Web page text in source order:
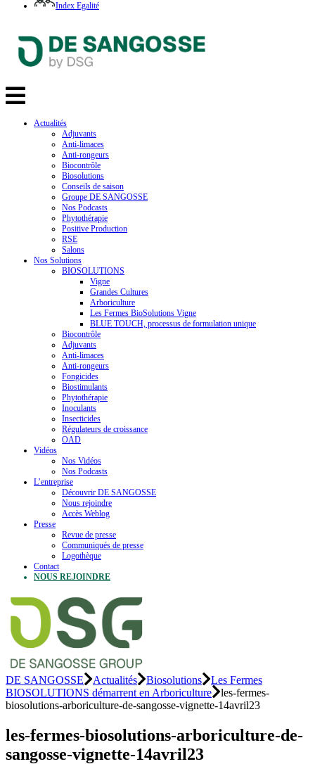
Index Egalité
Actualités
Adjuvants
Anti-limaces
Anti-rongeurs
Biocontrôle
Biosolutions
Conseils de saison
Groupe DE SANGOSSE
Nos Podcasts
Phytothérapie
Positive Production
RSE
Salons
Nos Solutions
BIOSOLUTIONS
Vigne
Grandes Cultures
Arboriculture
Les Fermes BioSolutions Vigne
BLUE TOUCH, processus de formulation unique
Biocontrôle
Adjuvants
Anti-limaces
Anti-rongeurs
Fongicides
Biostimulants
Phytothérapie
Inoculants
Insecticides
Régulateurs de croissance
OAD
Vidéos
Nos Vidéos
Nos Podcasts
L’entreprise
Découvrir DE SANGOSSE
Nous rejoindre
Accès Weblog
Presse
Revue de presse
Communiqués de presse
Logothèque
Contact
NOUS REJOINDRE
DE SANGOSSE Actualités Biosolutions
Les Fermes
BIOSOLUTIONS démarrent en Arboriculture
les-fermes-
biosolutions-arboriculture-de-sangosse-vignette-14avril23
les-fermes-biosolutions-arboriculture-de-
sangosse-vignette-14avril23